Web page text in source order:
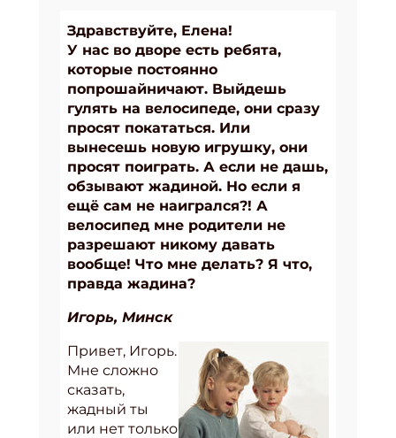
Здравствуйте, Елена!
У нас во дворе есть ребята,
которые постоянно
попрошайничают. Выйдешь
гулять на велосипеде, они сразу
просят покататься. Или
вынесешь новую игрушку, они
просят поиграть. А если не дашь,
обзывают жадиной. Но если я
ещё сам не наигрался?! А
велосипед мне родители не
разрешают никому давать
вообще! Что мне делать? Я что,
правда жадина?
Игорь, Минск
Привет, Игорь.
Мне сложно
сказать,
жадный ты
или нет только